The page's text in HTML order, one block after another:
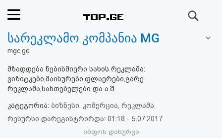
რეიტინგი
ფოსტა
სარეკლამო კომპანია MG
mgc.ge
მზადდება ნებისმიერი სახის რეკლამა:
ვიზიტკები,მაისურები,ფლაერები,გარე
რეკლამა,სანთებელები და ა.შ.
კატეგორია: ბიზნესი, კომერცია, რეკლამა
რესურსი დარეგისტრირდა: 01:18 - 5.07.2017
ინფოს დახურვა